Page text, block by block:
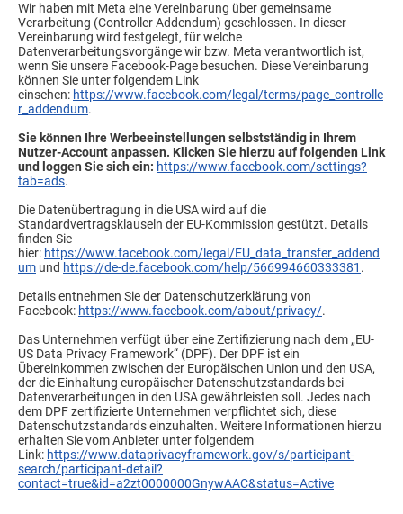
Wir haben mit Meta eine Vereinbarung über gemeinsame
Verarbeitung (Controller Addendum) geschlossen. In dieser
Vereinbarung wird festgelegt, für welche
Datenverarbeitungsvorgänge wir bzw. Meta verantwortlich ist,
wenn Sie unsere Facebook-Page besuchen. Diese Vereinbarung
können Sie unter folgendem Link
einsehen: https://www.facebook.com/legal/terms/page_controlle
r_addendum.
Sie können Ihre Werbeeinstellungen selbstständig in Ihrem
Nutzer-Account anpassen. Klicken Sie hierzu auf folgenden Link
und loggen Sie sich ein: https://www.facebook.com/settings?
tab=ads.
Die Datenübertragung in die USA wird auf die
Standardvertragsklauseln der EU-Kommission gestützt. Details
finden Sie
hier: https://www.facebook.com/legal/EU_data_transfer_addend
um und https://de-de.facebook.com/help/566994660333381 .
Details entnehmen Sie der Datenschutzerklärung von
Facebook: https://www.facebook.com/about/privacy/.
Das Unternehmen verfügt über eine Zertifizierung nach dem „EU-
US Data Privacy Framework“ (DPF). Der DPF ist ein
Übereinkommen zwischen der Europäischen Union und den USA,
der die Einhaltung europäischer Datenschutzstandards bei
Datenverarbeitungen in den USA gewährleisten soll. Jedes nach
dem DPF zertifizierte Unternehmen verpflichtet sich, diese
Datenschutzstandards einzuhalten. Weitere Informationen hierzu
erhalten Sie vom Anbieter unter folgendem
Link: https://www.dataprivacyframework.gov/s/participant-
search/participant-detail?
contact=true&id=a2zt0000000GnywAAC&status=Active